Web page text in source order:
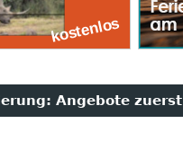
Angebote zuerst